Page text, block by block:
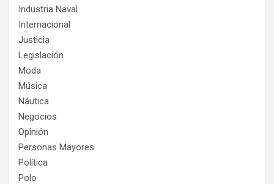
Industria Naval
Internacional
Justicia
Legislación
Moda
Música
Náutica
Negocios
Opinión
Personas Mayores
Política
Polo